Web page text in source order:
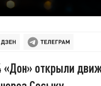
«Дон» открыли